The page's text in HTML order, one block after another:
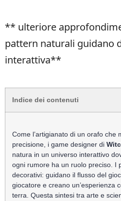
** ulteriore
pattern naturali guidano
interattiva**
Indice dei contenuti
Come l’artigianato di un orafo che
precisione, i game designer di
natura in un universo interattivo
ogni rumore ha un ruolo preciso. I
decorativi: guidano il flusso del
giocatore e creano un’esperienza
terra. Questa sintesi tra arte e